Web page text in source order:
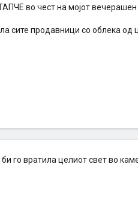
во чест на мојот
сите продавници со облека
би го вратила целиот свет во